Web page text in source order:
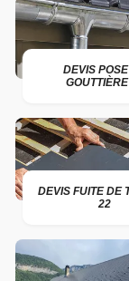
DEVIS
DEVIS FUITE DE
22